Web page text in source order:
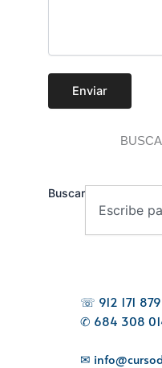
Enviar
Buscar
☏ 912 171 879
✆ 684 308
✉